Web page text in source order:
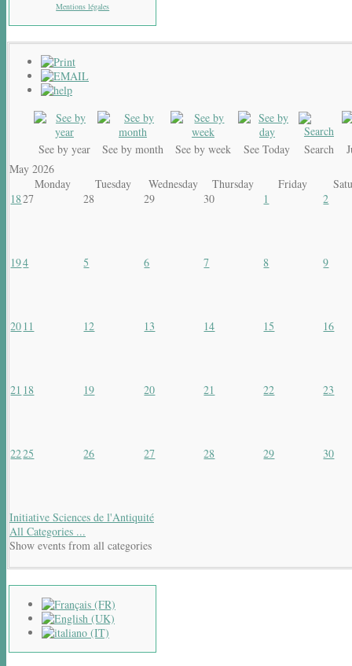
Mentions légales
See by year See by month See by week See Today Search
May 2026
Monday
Tuesday Wednesday Thursday Friday
1827 28 29 30 1 2
194 5 6 7 8 9
20 11 12 13 14 15 16
21 18 19 20 21 22 23
2225 26 27 28 29 30
Initiative Sciences de l'Antiquité
All Categories ...
Show events from all categories